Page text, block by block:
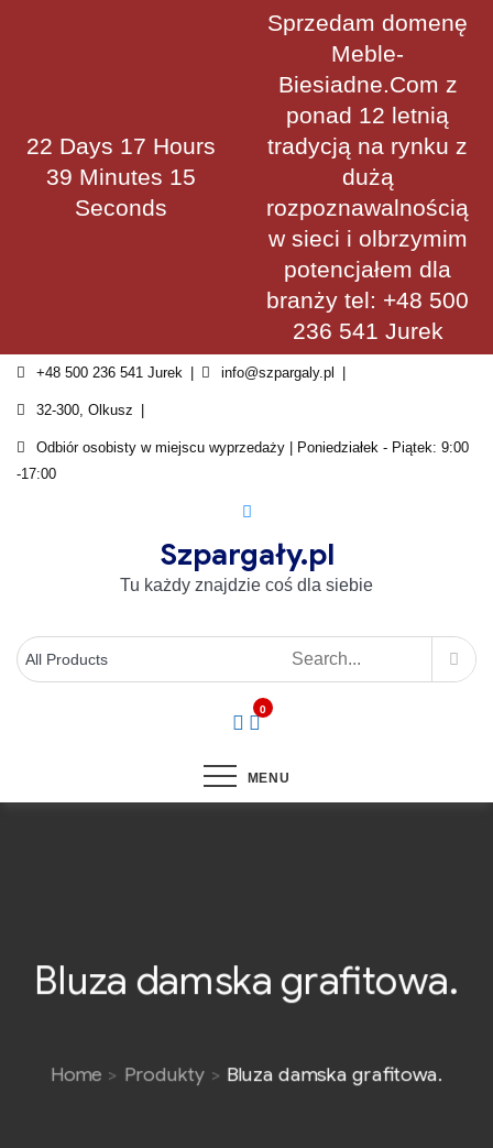
22 Days 17 Hours
39 Minutes 15
Seconds
Sprzedam domenę
Meble-
Biesiadne.Com z
ponad 12 letnią
tradycją na rynku z
dużą
rozpoznawalnością
w sieci i olbrzymim
potencjałem dla
branży tel: +48 500
236 541 Jurek
+48 500 236 541 Jurek info@szpargaly.pl
32-300, Olkusz
Odbiór osobisty w miejscu wyprzedaży | Poniedziałek - Piątek: 9:00
-17:00
Szpargały.pl
Tu każdy znajdzie coś dla siebie
0
MENU
Bluza damska grafitowa.
Home Produkty Bluza damska grafitowa.